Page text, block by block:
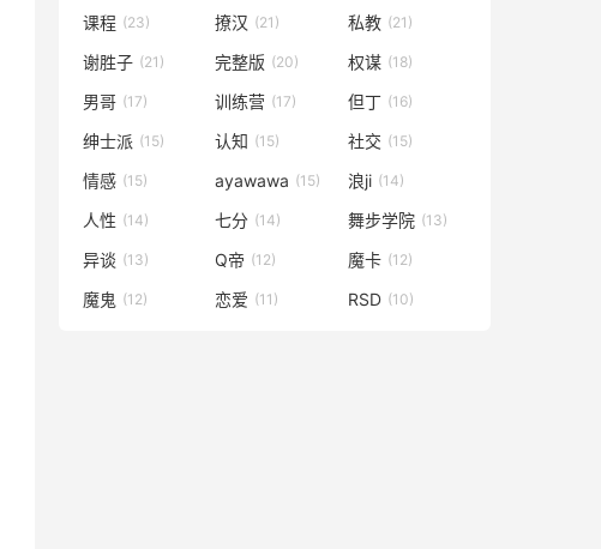
课程 (23) 撩汉 (21) 私教 (21)
谢胜子 (21) 完整版 (20) 权谋 (18)
男哥 (17) 训练营 (17) 但丁 (16)
绅士派 (15) 认知 (15) 社交 (15)
情感 (15) ayawawa (15) 浪ji (14)
人性 (14) 七分 (14) 舞步学院 (13)
异谈 (13) Q帝 (12) 魔卡 (12)
魔鬼 (12) 恋爱 (11) RSD (10)